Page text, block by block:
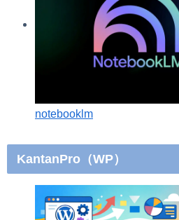
notebooklm
KantanPro（WP）